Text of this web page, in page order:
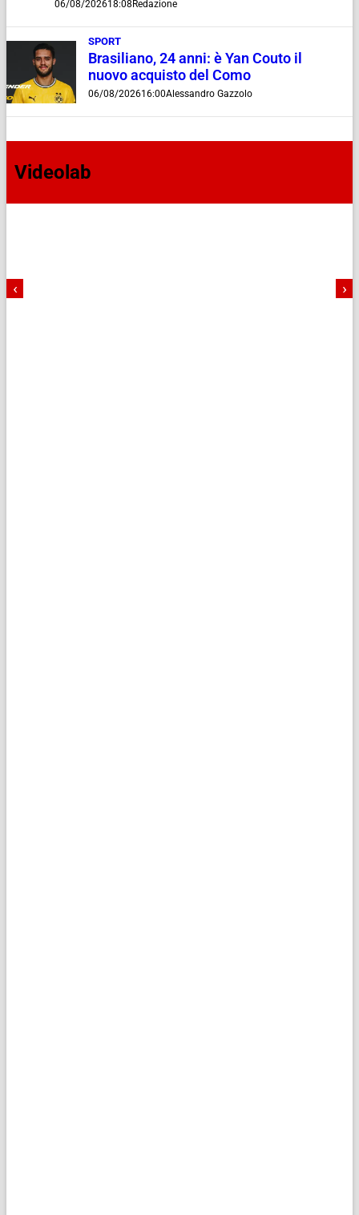
06/08/202618:08 Redazione
SPORT
Brasiliano, 24 anni: è Yan Couto il
nuovo acquisto del Como
06/08/202616:00Alessandro Gazzolo
Videolab
‹ ›